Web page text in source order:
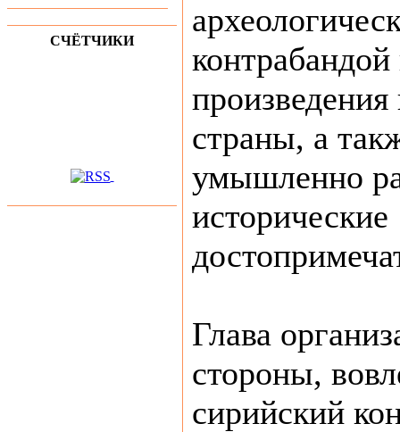
СЧЁТЧИКИ
произведения
страны, а
умышленно
исторические
Глава
стороны,
сирийский